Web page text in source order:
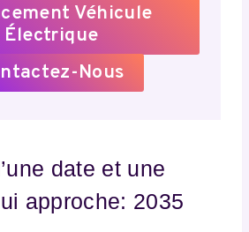
Véhicule
Électrique
Nous
date et une
approche: 2035